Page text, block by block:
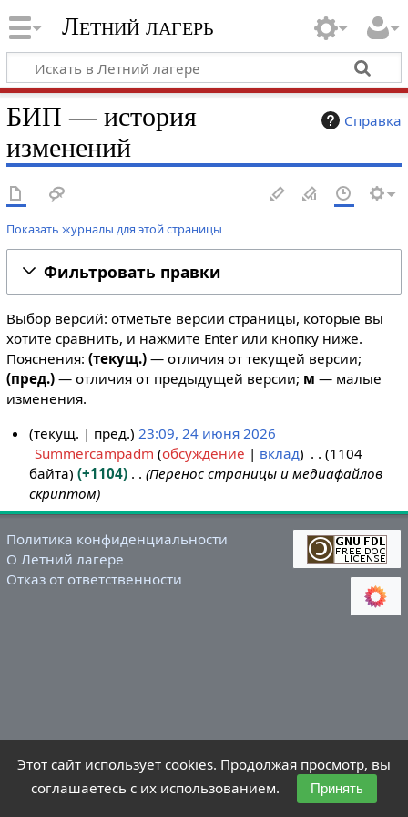
Летний лагерь
Справка
БИП — история
изменений
Показать журналы для этой страницы
Фильтровать правки
Выбор версий: отметьте версии страницы, которые вы
хотите сравнить, и нажмите Enter или кнопку ниже.
Пояснения: (текущ.)— отличия от текущей версии;
(пред.)— отличия от предыдущей версии; м — малые
изменения.
ю
н
я
2
текущ. пред. 23:09, 24 июня 2026
Summercampadm обсуждение вклад
1104
байта
+1104
Перенос страницы и медиафайлов
скриптом
Политика конфиденциальности
О Летний лагере
Отказ от ответственности
Этот сайт использует cookies. Продолжая просмотр, вы
соглашаетесь с их использованием.
Принять